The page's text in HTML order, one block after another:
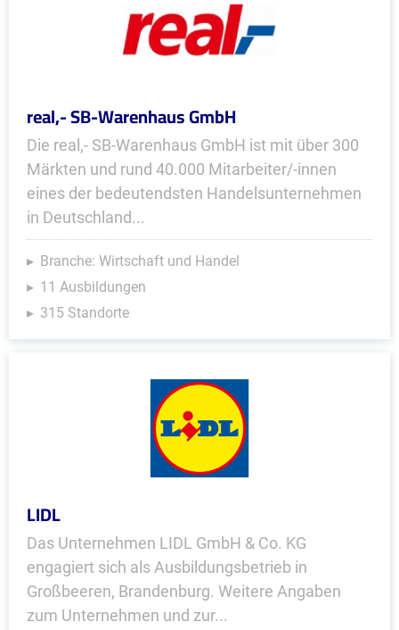
real,- SB-Warenhaus GmbH
Die real,- SB-Warenhaus GmbH ist mit über 300
Märkten und rund 40.000 Mitarbeiter/-innen
eines der bedeutendsten Handelsunternehmen
in Deutschland...
Branche: Wirtschaft und Handel
11 Ausbildungen
315 Standorte
LIDL
Das Unternehmen LIDL GmbH & Co. KG
engagiert sich als Ausbildungsbetrieb in
Großbeeren, Brandenburg. Weitere Angaben
zum Unternehmen und zur...